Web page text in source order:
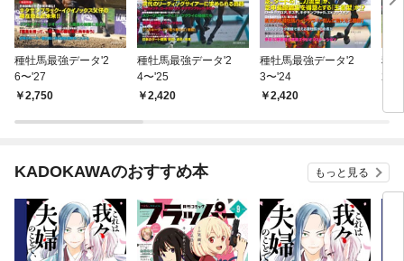
種牡馬最強データ'2
6〜'27
2,750
種牡馬最強データ'2
4〜'25
2,420
種牡馬最強データ'2
3〜'24
2,420
種
2〜
KADOKAWAのおすすめ本 もっと見る